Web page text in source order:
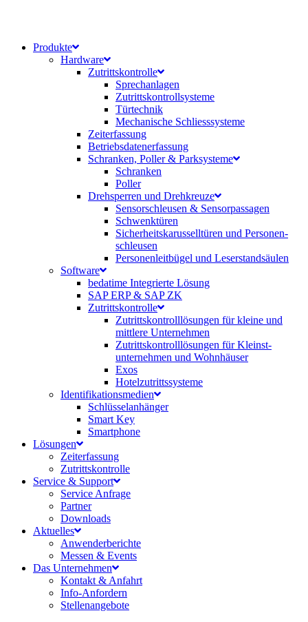
Produkte
Hardware
Zutrittskontrolle
Sprechanlagen
Zutrittskontrollsysteme
Türtechnik
Mechanische Schliesssysteme
Zeiterfassung
Betriebsdaten­erfassung
Schranken, Poller & Parksysteme
Schranken
Poller
Drehsperren und Drehkreuze
Sensorschleusen & Sensorpassagen
Schwenktüren
Sicherheits­karussell­türen und Personen­
schleusen
Personenleitbügel und Leserstandsäulen
Software
bedatime Integrierte Lösung
SAP ERP & SAP ZK
Zutrittskontrolle
Zutrittskontroll­lösungen für kleine und
mittlere Unternehmen
Zutrittskontroll­lösungen für Kleinst­
unternehmen und Wohnhäuser
Exos
Hotelzutrittssysteme
Identifikations­medien
Schlüsselanhänger
Smart Key
Smartphone
Lösungen
Zeiterfassung
Zutrittskontrolle
Service & Support
Service Anfrage
Partner
Downloads
Aktuelles
Anwenderberichte
Messen & Events
Das Unternehmen
Kontakt & Anfahrt
Info-Anfordern
Stellenangebote